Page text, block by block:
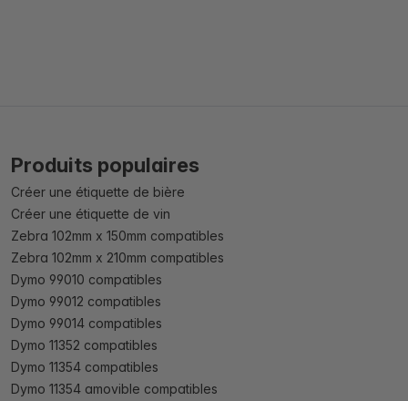
Produits populaires
Créer une étiquette de bière
Créer une étiquette de vin
Zebra 102mm x 150mm compatibles
Zebra 102mm x 210mm compatibles
Dymo 99010 compatibles
Dymo 99012 compatibles
Dymo 99014 compatibles
Dymo 11352 compatibles
Dymo 11354 compatibles
Dymo 11354 amovible compatibles